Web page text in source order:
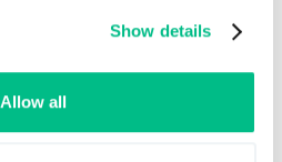
Show details
Allow all
newslettera